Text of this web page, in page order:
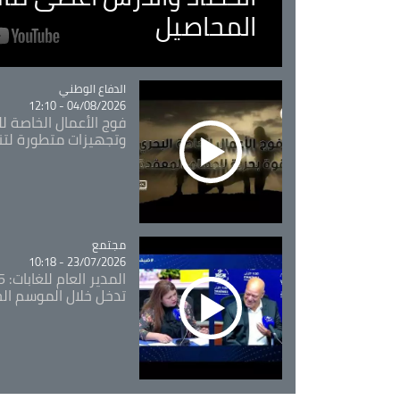
المحاصيل
Catégorie
الدفاع الوطني
04/08/2026 - 12:10
فوج الأعمال الخاصة
وتجهيزات متطورة
Catégorie
مجتمع
23/07/2026 - 10:18
تدخل خلال الموسم